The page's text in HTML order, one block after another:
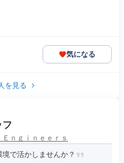
気になる
を見る
フ
ｎｇｉｎｅｅｒｓ
で活かしませんか？